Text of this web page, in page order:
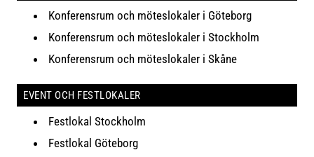
Konferensrum och möteslokaler i Göteborg
Konferensrum och möteslokaler i Stockholm
Konferensrum och möteslokaler i Skåne
EVENT OCH FESTLOKALER
Festlokal Stockholm
Festlokal Göteborg